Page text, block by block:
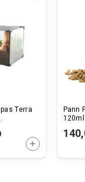
Terra
DODAJTE U
Pann
120ml